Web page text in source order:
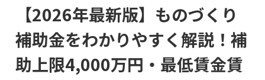
【2026年最新版】ものづくり
補助金をわかりやすく解説！補
助上限4,000万円・最低賃金賃